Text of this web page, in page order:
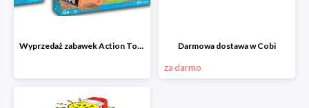
Wyprzedaż zabawek Action Town w Cobi Darmowa dostawa w Cobi
za darmo